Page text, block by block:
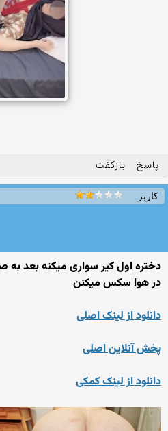
پاسخ بازگفت
کاربر
دختره اول کیر سواری میکنه بعد
در هوا سکس میکنن
دانلود از لینک اصلی
پخش آنلاین اصلی
دانلود از لینک کمکی